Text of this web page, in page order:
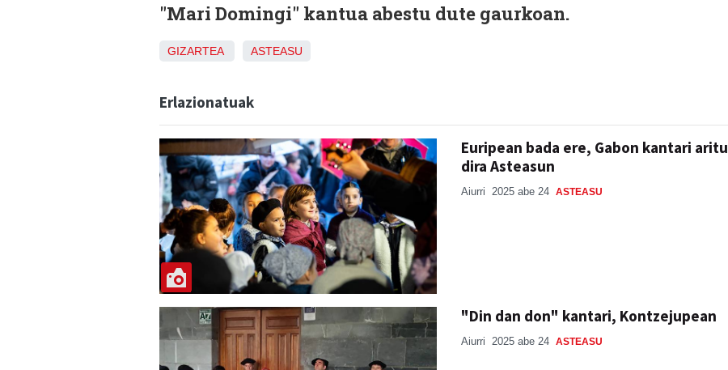
"Mari Domingi" kantua abestu dute gaurkoan.
GIZARTEA ASTEASU
Erlazionatuak
Euripean bada ere, Gabon kantari aritu
dira Asteasun
Aiurri 2025 abe 24 ASTEASU
"Din dan don" kantari, Kontzejupean
Aiurri 2025 abe 24 ASTEASU